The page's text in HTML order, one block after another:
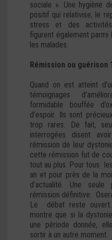
sociale ». Une hygiène
positif qui relativise, le
stress et des
figurent également
les malades.
Rémission ou guérison
Quand on est atteint
témoignages
formidable bouffée
d’espoir. Ils sont
trop rares. De fait,
interrogées disent
rémission de leur
cette rémission fut de
tout au plus. Pour tous
an et pour près de la
d’actualité. Une
rémission définitive.
Le débat reste
montre que si la
une période donnée,
sortir à un autre moment.